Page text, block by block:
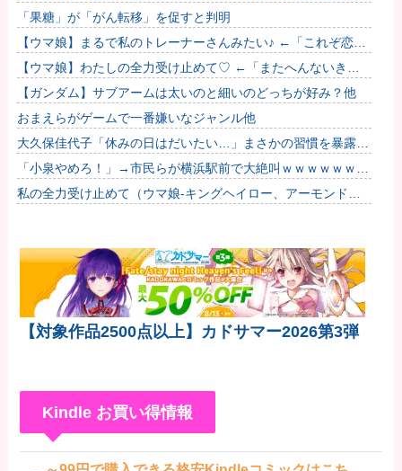
して」
「果糖」が「がん転移」を促すと判明
【ウマ娘】まるで私のトレーナーさんみたい♪ ←「これぞ恋愛
強者スペ一族…」
【ウマ娘】わたしの全力受け止めて♡ ←「またへんないきも
のがふえてる…」
【ガンダム】サブアームは太いのと細いのどっちが好み？他
おまえらがゲームで一番嫌いなジャンル他
大久保佳代子「休みの日はだいたい…」まさかの習慣を暴露ｗ
ｗｗ
「小泉やめろ！」→市民らが横浜駅前で大絶叫ｗｗｗｗｗｗｗ
ｗ
私の全力受け止めて（ウマ娘-キングヘイロー、アーモンドア
【対象作品2500点以上】カドサマー2026第3弾
Kindle お買い得情報